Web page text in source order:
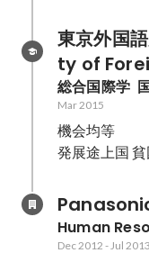
東京外国
ty of
総合国際学
Mar 2015
機会均等
発展途上国
Human
Dec 2012 - Jul 2013